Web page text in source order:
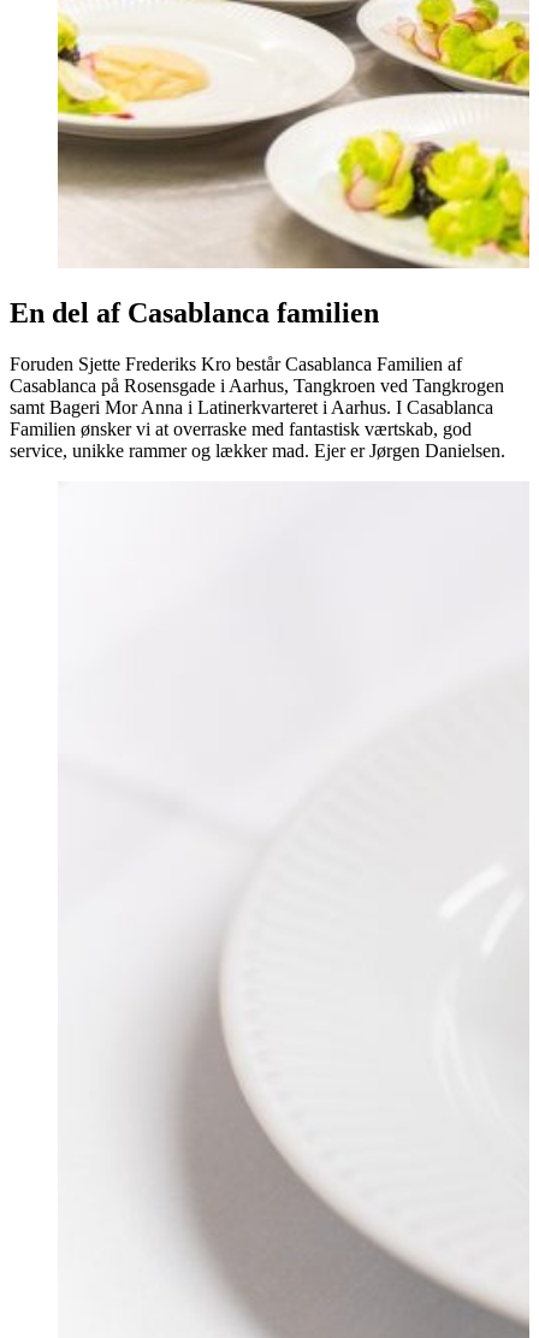
En del af Casablanca familien
Foruden Sjette Frederiks Kro består Casablanca Familien af
Casablanca på Rosensgade i Aarhus, Tangkroen ved Tangkrogen
samt Bageri Mor Anna i Latinerkvarteret i Aarhus. I Casablanca
Familien ønsker vi at overraske med fantastisk værtskab, god
service, unikke rammer og lækker mad. Ejer er Jørgen Danielsen.